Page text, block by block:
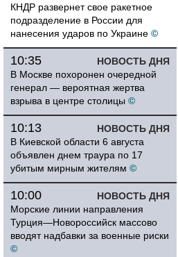
КНДР развернет свое ракетное
подразделение в России для
нанесения ударов по Украине ©
НОВОСТЬ ДНЯ
10:35
В Москве похоронен очередной
генерал — вероятная жертва
взрыва в центре столицы ©
НОВОСТЬ ДНЯ
10:13
В Киевской области 6 августа
объявлен днем траура по 17
убитым мирным жителям ©
НОВОСТЬ ДНЯ
10:00
Морские линии направления
Турция—Новороссийск массово
вводят надбавки за военные риски
©